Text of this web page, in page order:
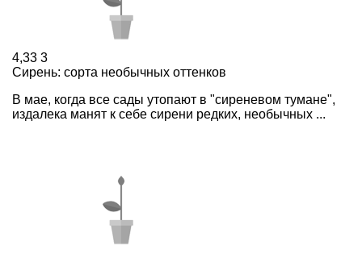
4,33 3
Сирень: сорта необычных оттенков
В мае, когда все сады утопают в "сиреневом тумане",
издалека манят к себе сирени редких, необычных ...